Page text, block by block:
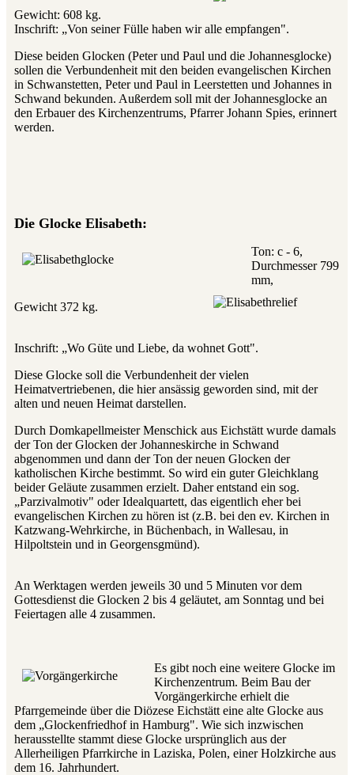
Gewicht: 608 kg.
Inschrift: „Von seiner Fülle haben wir alle empfangen".
Diese beiden Glocken (Peter und Paul und die Johannesglocke)
sollen die Verbundenheit mit den beiden evangelischen Kirchen
in Schwanstetten, Peter und Paul in Leerstetten und Johannes in
Schwand bekunden. Außerdem soll mit der Johannesglocke an
den Erbauer des Kirchenzentrums, Pfarrer Johann Spies, erinnert
werden.
Die Glocke Elisabeth:
Ton: c - 6,
Durchmesser 799
mm,
Gewicht 372 kg.
Inschrift: „Wo Güte und Liebe, da wohnet Gott".
Diese Glocke soll die Verbundenheit der vielen
Heimatvertriebenen, die hier ansässig geworden sind, mit der
alten und neuen Heimat darstellen.
Durch Domkapellmeister Menschick aus Eichstätt wurde damals
der Ton der Glocken der Johanneskirche in Schwand
abgenommen und dann der Ton der neuen Glocken der
katholischen Kirche bestimmt. So wird ein guter Gleichklang
beider Geläute zusammen erzielt. Daher entstand ein sog.
„Parzivalmotiv" oder Idealquartett, das eigentlich eher bei
evangelischen Kirchen zu hören ist (z.B. bei den ev. Kirchen in
Katzwang-Wehrkirche, in Büchenbach, in Wallesau, in
Hilpoltstein und in Georgensgmünd).
An Werktagen werden jeweils 30 und 5 Minuten vor dem
Gottesdienst die Glocken 2 bis 4 geläutet, am Sonntag und bei
Feiertagen alle 4 zusammen.
Es gibt noch eine weitere Glocke im
Kirchenzentrum. Beim Bau der
Vorgängerkirche erhielt die
Pfarrgemeinde über die Diözese Eichstätt eine alte Glocke aus
dem „Glockenfriedhof in Hamburg". Wie sich inzwischen
herausstellte stammt diese Glocke ursprünglich aus der
Allerheiligen Pfarrkirche in Laziska, Polen, einer Holzkirche aus
dem 16. Jahrhundert.